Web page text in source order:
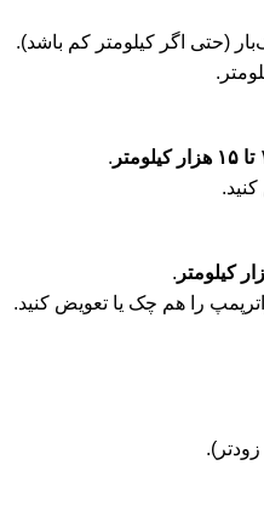
.
.
را هم چک یا تعویض کنید.